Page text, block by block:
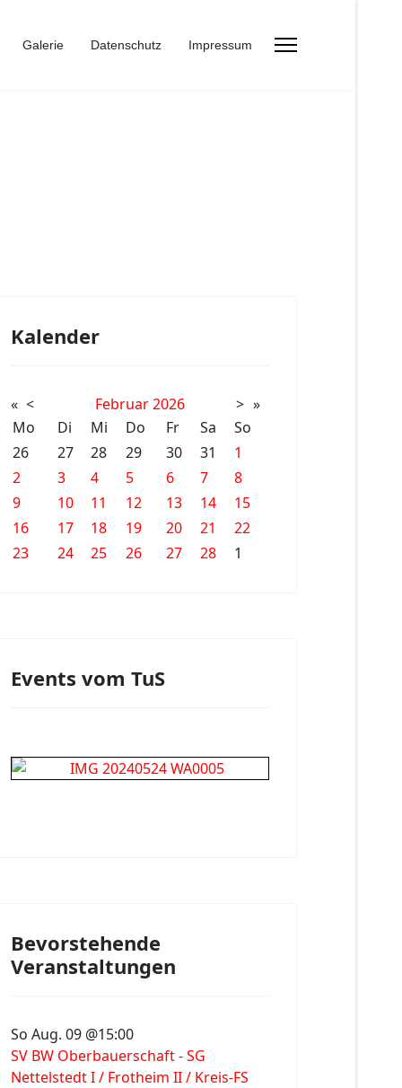
Galerie Datenschutz Impressum
Kalender
« < Februar 2026 > »
Mo
Di Mi Do Fr Sa
So
26
27 28 29 30 31
1
2
3 4 5 6 7
8
9
10 11 12 13 14
15
16
17 18 19 20 21
22
23
24 25 26 27 28 1
Events vom TuS
Bevorstehende
Veranstaltungen
So Aug. 09 @15:00
SV BW Oberbauerschaft - SG
Nettelstedt I / Frotheim II / Kreis-FS